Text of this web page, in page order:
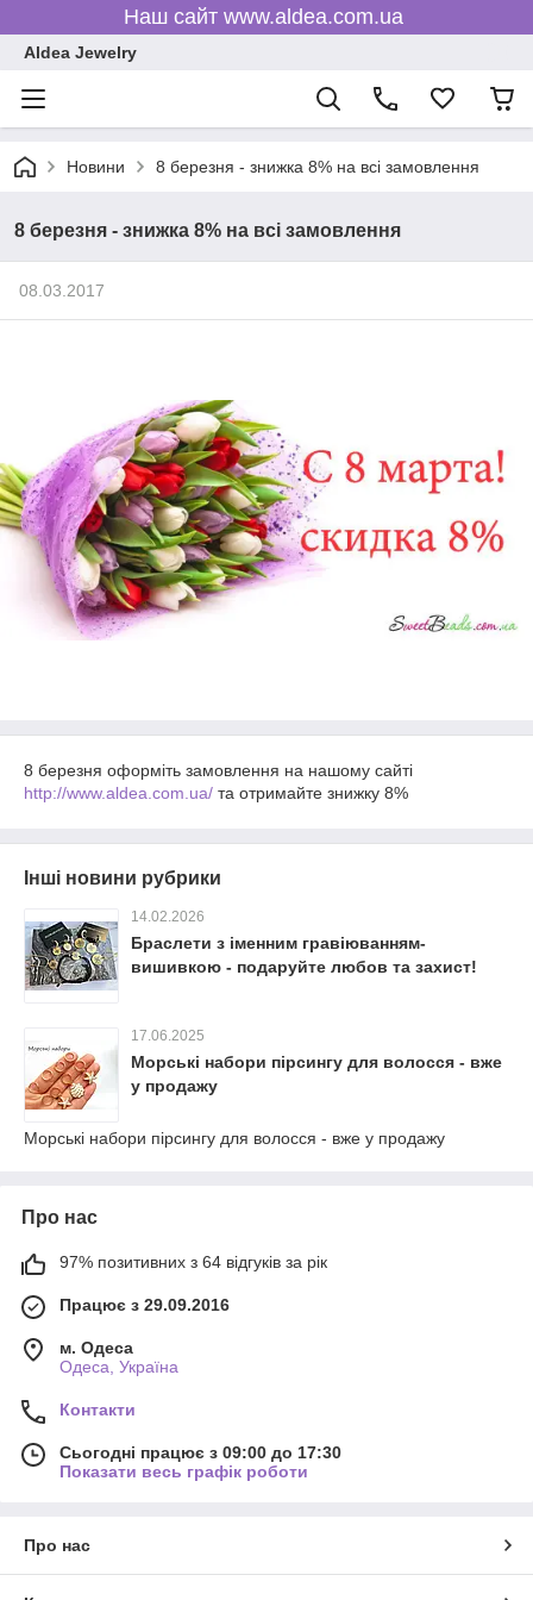
Наш сайт www.aldea.com.ua
Aldea Jewelry
Новини 8 березня - знижка 8% на всі замовлення
8 березня - знижка 8% на всі замовлення
08.03.2017
8 березня оформіть замовлення на нашому сайті
http://www.aldea.com.ua/ та отримайте знижку 8%
Інші новини рубрики
14.02.2026
Браслети з іменним гравіюванням-
вишивкою - подаруйте любов та захист!
17.06.2025
Морські набори пірсингу для волосся - вже
у продажу
Морські набори пірсингу для волосся - вже у продажу
Про нас
97% позитивних з 64 відгуків за рік
Працює з 29.09.2016
м. Одеса
Одеса, Україна
Контакти
Сьогодні працює з 09:00 до 17:30
Показати весь графік роботи
Про нас